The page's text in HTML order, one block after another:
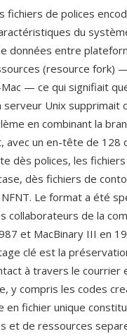
fichiers de polices
du
données entre
(resource fork)
— ce qui signifiait
serveur Unix supprimait
en combinant la
avec un en-tête de 128
dès polices, les
dès fichiers de
Le format a été
collaborateurs de la
et MacBinary III en
clé est la
à travers le courrier
y compris les codes
en fichier unique
et de ressources